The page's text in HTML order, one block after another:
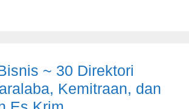
~ 30 Direktori
Kemitraan, dan